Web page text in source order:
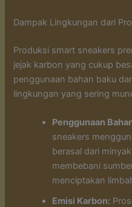
Dampak Lingkungan dari
Produksi smart sneakers
jejak karbon yang cukup
penggunaan bahan baku
lingkungan yang sering
Penggunaan
sneakers
berasal dari
membebani
menciptakan
Emisi Karbon: